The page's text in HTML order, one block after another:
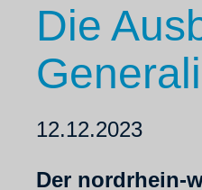
Die
12.12.2023
Der nordrhein-